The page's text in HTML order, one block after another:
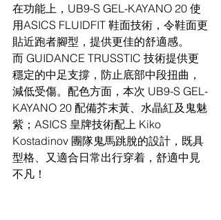
在功能上，UB9-S GEL-KAYANO 20 使
用ASICS FLUIDFIT 鞋面技術，令鞋面更
貼近跑者腳型，提供更佳的舒適感。
而 GUIDANCE TRUSSTIC 技術提供更
穩定的中足支撐，防止底部中段扭曲，
減低受傷。配色方面，本次 UB9-S GEL-
KAYANO 20 配備芥末黃、水晶紅及鬼魅
紫；ASICS 皇牌技術配上 Kiko
Kostadinov 團隊鬼馬跳脫的設計，既具
型格、又適合日常出行穿着，舒適中見
不凡！